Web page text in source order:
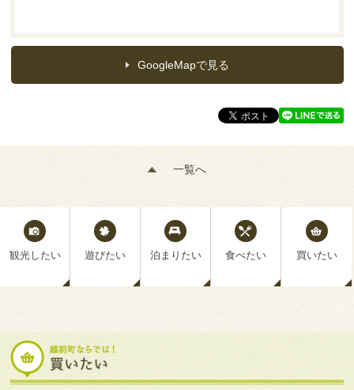
GoogleMapで見る
一覧へ
観光したい 遊びたい 泊まりたい 食べたい 買いたい